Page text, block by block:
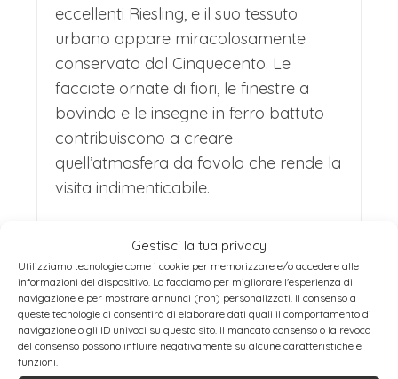
Gestisci la tua privacy
Utilizziamo tecnologie come i cookie per memorizzare e/o accedere alle
informazioni del dispositivo. Lo facciamo per migliorare l'esperienza di
navigazione e per mostrare annunci (non) personalizzati. Il consenso a
queste tecnologie ci consentirà di elaborare dati quali il comportamento di
navigazione o gli ID univoci su questo sito. Il mancato consenso o la revoca
del consenso possono influire negativamente su alcune caratteristiche e
funzioni.
solo un posto da vedere, ma da vivere
come una fiaba.
I MERCATINI DI NATALE DI
COLMAR
Dopo l’incantevole mattinata a
Riquewihr ci si sposterà in pullman alla
perfettamente conservato, per le sue
pittoresche case con tetto spiovente e
i suoi canali suggestivi.
Durante il periodo natalizio, la città si
eccellenti Riesling, e il suo tessuto
urbano appare miracolosamente
conservato dal Cinquecento. Le
facciate ornate di fiori, le finestre a
bovindo e le insegne in ferro battuto
contribuiscono a creare
quell’atmosfera da favola che rende la
visita indimenticabile.
definita non a caso la “Venezia
dell’Alsazia” per i suoi romantici canali
attraversati da ponticelli. La città
natale di Frédéric Auguste Bartholdi,
creatore della Statua della Libertà,